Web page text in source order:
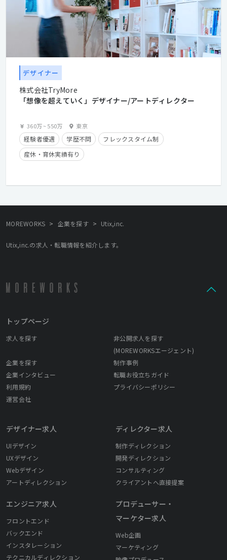
デザイナー
株式会社TryMore
「想像を超えていく」デザイナー/アートディレクター
360万~550万 東京
経験者優遇 学歴不問
フレックスタイム制
産休・育休実績有り
MOREWORKS > 企業を探す > Utix,inc.
Utix,inc.の求人・転職情報を紹介します。
トップページ
求人を探す
非公開求人を探す
(MOREWORKSエージェント)
企業を探す
制作事例
企業インタビュー
転職お役立ちガイド
利用規約
プライバシーポリシー
運営会社
デザイナー求人
UIデザイン
UXデザイン
Webデザイン
アートディレクション
エンジニア求人
フロントエンド
バックエンド
インスタレーション
テクニカルディレクション
ディレクター求人
制作ディレクション
開発ディレクション
コンサルティング
クライアントへ直接提案
プロデューサー・
マーケター求人
Web企画
マーケティング